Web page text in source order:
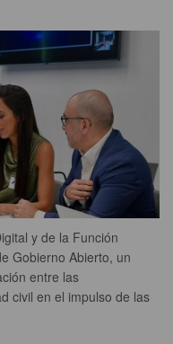
y de la Función
Gobierno Abierto, un
entre las
civil en el impulso de las